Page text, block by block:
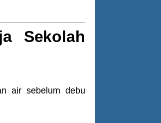
Sekolah
air sebelum debu